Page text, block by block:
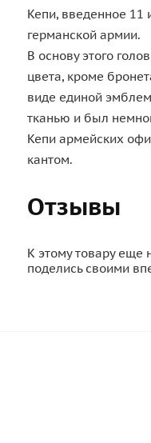
Кепи, введенное 11
германской армии.
В основу этого
цвета, кроме
виде единой
тканью и был
Кепи армейских
кантом.
Отзывы
К этому товару еще
поделись своими